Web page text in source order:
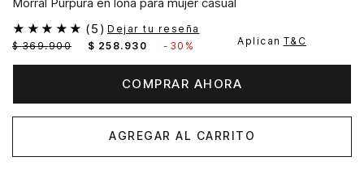
★ ★ ★ ★ ★ (5 ) Dejar tu reseña
$ 369.900 $ 258. 930 - 30% Aplican T&C
COMPRAR AHORA
AGREGAR AL CARRITO